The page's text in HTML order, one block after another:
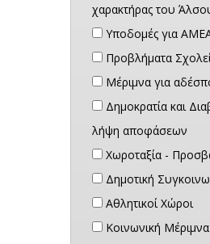
χαρακτήρας του
Υποδομές για
Προβλήματα
Μέριμνα για
Δημοκρατία και
λήψη αποφάσεων
Χωροταξία -
Δημοτική
Αθλητικοί Χώροι
Κοινωνική